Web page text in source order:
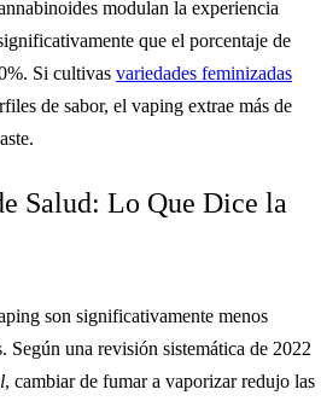
modulan la experiencia
que el porcentaje de
Si cultivas variedades feminizadas
de sabor, el vaping extrae más de
Salud: Lo Que Dice la
son significativamente menos
Según una revisión sistemática de 2022
, cambiar de fumar a vaporizar redujo las